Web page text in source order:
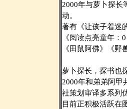
2000年与萝卜探长
动。
著有《让孩子着迷
《阅读点亮童年
《田鼠阿佛》《
萝卜探长，探书也
2000年和弟弟阿甲
社策划审译多系列
目前正积极活跃在